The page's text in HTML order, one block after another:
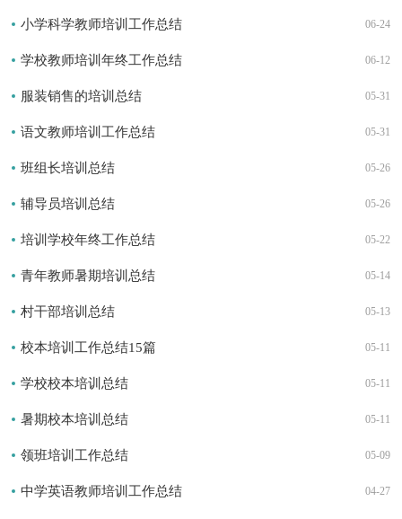
06-24
小学科学教师培训工作总结
06-12
学校教师培训年终工作总结
05-31
服装销售的培训总结
05-31
语文教师培训工作总结
05-26
班组长培训总结
05-26
辅导员培训总结
05-22
培训学校年终工作总结
05-14
青年教师暑期培训总结
05-13
村干部培训总结
05-11
校本培训工作总结15篇
05-11
学校校本培训总结
05-11
暑期校本培训总结
05-09
领班培训工作总结
04-27
中学英语教师培训工作总结